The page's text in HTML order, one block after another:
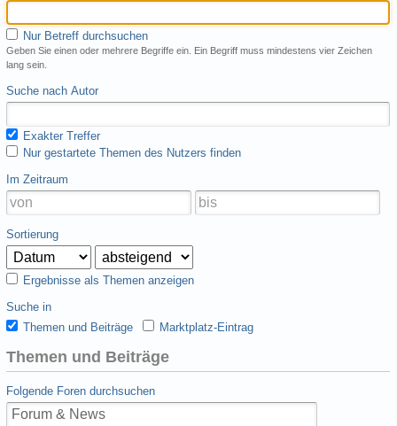
Nur Betreff durchsuchen
Geben Sie einen oder mehrere Begriffe ein. Ein Begriff muss mindestens vier Zeichen
lang sein.
Suche nach Autor
Exakter Treffer
Nur gestartete Themen des Nutzers finden
Im Zeitraum
Sortierung
Ergebnisse als Themen anzeigen
Suche in
Themen und Beiträge
Marktplatz-Eintrag
Themen und Beiträge
Folgende Foren durchsuchen